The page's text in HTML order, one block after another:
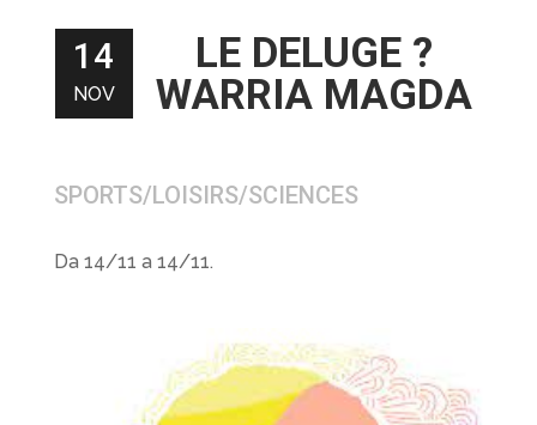
14
NOV
LE DELUGE ?
WARRIA MAGDA
SPORTS/LOISIRS/SCIENCES
Da 14/11 a 14/11.